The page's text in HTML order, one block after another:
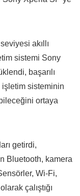
akıllı
sistemi Sony
başarılı
sisteminin
ortaya
getirdi,
Bluetooth, kamera
Wi-Fi,
çalıştığı